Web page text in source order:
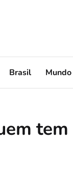
Brasil Mundo
tem